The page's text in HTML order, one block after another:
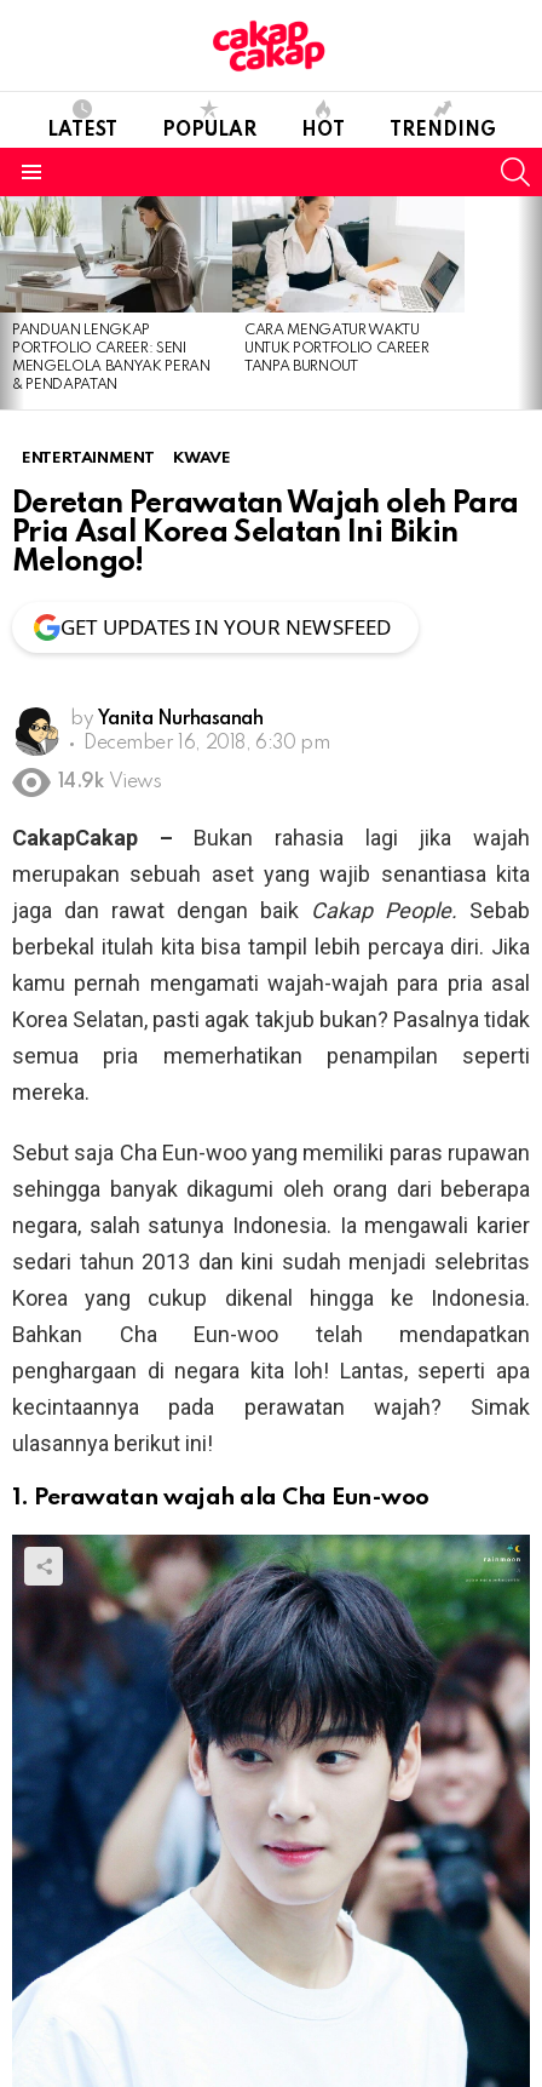
LATEST POPULAR HOT TRENDING
LATEST
STORIES
PANDUAN LENGKAP
PORTFOLIO CAREER: SENI
MENGELOLA BANYAK PERAN
& PENDAPATAN
CARA MENGATUR WAKTU
UNTUK PORTFOLIO CAREER
TANPA BURNOUT
ENTERTAINMENT KWAVE
Deretan Perawatan Wajah oleh Para
Pria Asal Korea Selatan Ini Bikin
Melongo!
GET UPDATES IN YOUR NEWSFEED
by Yanita Nurhasanah
December 16, 2018, 6:30 pm
14.9k Views
CakapCakap – Bukan rahasia lagi jika wajah
merupakan sebuah aset yang wajib senantiasa kita
jaga dan rawat dengan baik Cakap People. Sebab
berbekal itulah kita bisa tampil lebih percaya diri. Jika
kamu pernah mengamati wajah-wajah para pria asal
Korea Selatan, pasti agak takjub bukan? Pasalnya tidak
semua pria memerhatikan penampilan seperti
mereka.
Sebut saja Cha Eun-woo yang memiliki paras rupawan
sehingga banyak dikagumi oleh orang dari beberapa
negara, salah satunya Indonesia. Ia mengawali karier
sedari tahun 2013 dan kini sudah menjadi selebritas
Korea yang cukup dikenal hingga ke Indonesia.
Bahkan Cha Eun-woo telah mendapatkan
penghargaan di negara kita loh! Lantas, seperti apa
kecintaannya pada perawatan wajah? Simak
ulasannya berikut ini!
1. Perawatan wajah ala Cha Eun-woo